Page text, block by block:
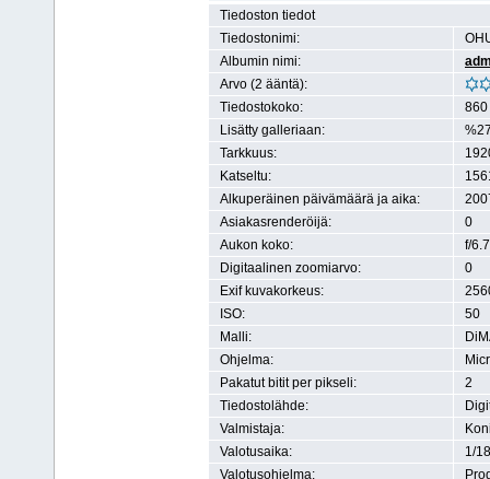
Tiedoston tiedot
Tiedostonimi:
Albumin nimi:
Arvo (2 ääntä):
Tiedostokoko:
860
Lisätty galleriaan:
Tarkkuus:
Katseltu:
Alkuperäinen päivämäärä ja aika:
Asiakasrenderöijä:
0
Aukon koko:
f/6.7
Digitaalinen zoomiarvo:
0
Exif kuvakorkeus:
ISO:
50
Malli:
Ohjelma:
Pakatut bitit per pikseli:
2
Tiedostolähde:
Valmistaja:
Valotusaika:
1/
Valotusohjelma: